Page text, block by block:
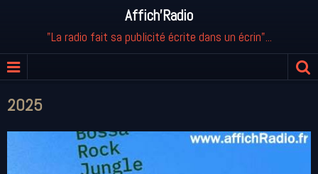
Affich'Radio
"La radio fait sa publicité écrite dans un écrin"...
2025